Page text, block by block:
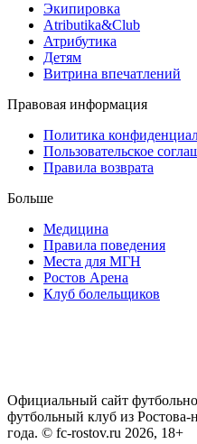
Экипировка
Atributika&Club
Атрибутика
Детям
Витрина впечатлений
Правовая информация
Политика
Пользовательское
Правила возврата
Больше
Медицина
Правила поведения
Места для МГН
Ростов Арена
Клуб болельщиков
Официальный сайт
футбольный клуб из
года. © fc-rostov.ru 2026, 18+